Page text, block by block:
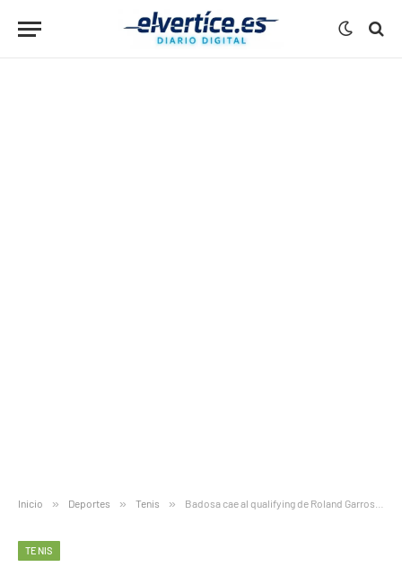
Inicio » Deportes » Tenis » Badosa cae al qualifying de Roland Garros: deberá ganarse el billete a París
TENIS